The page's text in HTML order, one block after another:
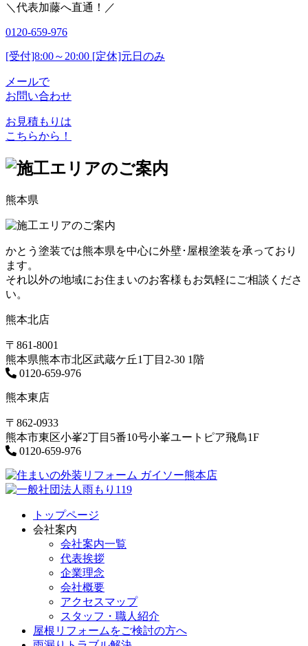
＼代表加藤へ直通！／
0120-659-976
[受付]8:00～20:00 [定休]元日のみ
メールで
お問い合わせ
お見積もりは
こちらから！
熊本県
かとう塗装では熊本県を中心に外壁･屋根塗装を承っており
ます。
それ以外の地域にお住まいのお客様もお気軽にご相談くださ
い。
熊本北店
〒861-8001
熊本県熊本市北区武蔵ケ丘1丁目2-30 1階
0120-659-976
熊本東店
〒862-0933
熊本市東区小峯2丁目5番10号小峯ユートピア飛鳥1F
0120-659-976
トップページ
会社案内
会社案内一覧
代表挨拶
企業理念
会社概要
アクセスマップ
スタッフ・職人紹介
屋根リフォームをご検討の方へ